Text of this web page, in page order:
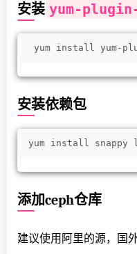
安装 yum-
yum install yum-
安装依赖包
yum install snappy
添加ceph仓库
建议使用阿里的源，国